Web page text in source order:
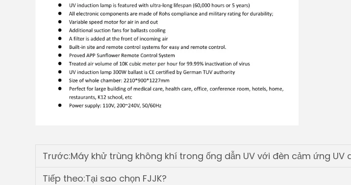
Trước:Máy khử trùng không khí trong ống dẫn UV với đèn cảm ứng UV dành cho
Tiếp theo:Tại sao chọn FJJK?